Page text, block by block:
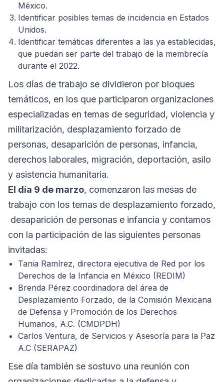
México.
Identificar posibles temas de incidencia en Estados
Unidos.
Identificar temáticas diferentes a las ya establecidas,
que puedan ser parte del trabajo de la membrecía
durante el 2022.
Los días de trabajo se dividieron por bloques
temáticos, en los que participaron organizaciones
especializadas en temas de seguridad, violencia y
militarización, desplazamiento forzado de
personas, desaparición de personas, infancia,
derechos laborales, migración, deportación, asilo
y asistencia humanitaria.
El día 9 de marzo, comenzaron las mesas de
trabajo con los temas de desplazamiento forzado,
desaparición de personas e infancia y contamos
con la participación de las siguientes personas
invitadas:
Tania Ramírez, directora ejecutiva de Red por los
Derechos de la Infancia en México (REDIM)
Brenda Pérez coordinadora del área de
Desplazamiento Forzado, de la Comisión Mexicana
de Defensa y Promoción de los Derechos
Humanos, A.C. (CMDPDH)
Carlos Ventura, de Servicios y Asesoría para la Paz
A.C (SERAPAZ)
Ese día también se sostuvo una reunión con